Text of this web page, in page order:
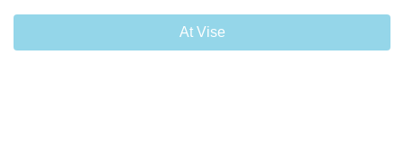
At Vise